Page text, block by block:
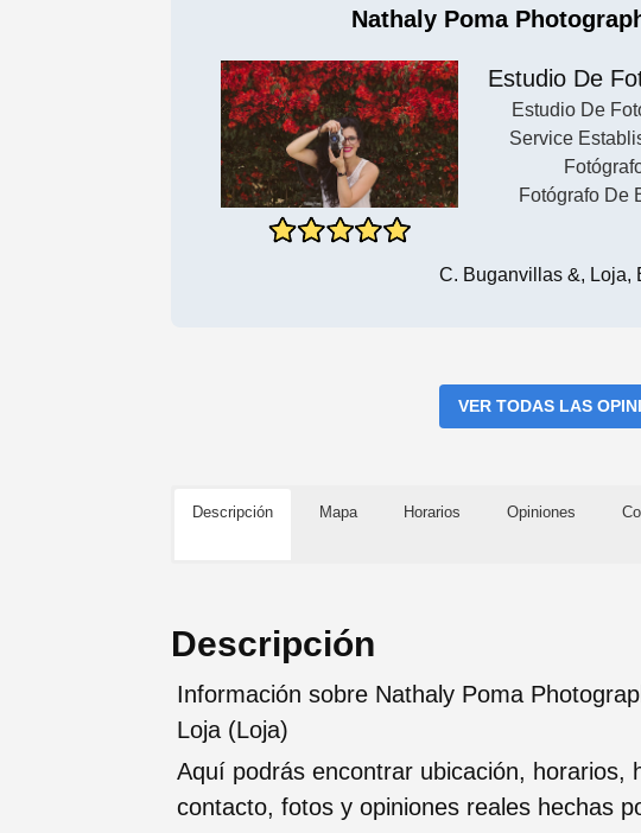
Nathaly Poma
Estudio De
Estudio De
Service
Fotógrafo De
C. Buganvillas &, Loja,
VER TODAS LAS
Descripción Mapa Horarios Opiniones
Descripción
Información sobre Nathaly Poma
Loja (Loja)
Aquí podrás encontrar ubicación, horarios,
contacto, fotos y opiniones reales hechas